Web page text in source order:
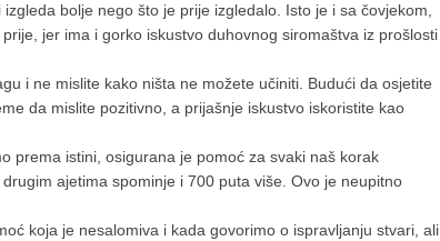
bolje nego što je prije izgledalo. Isto je i sa čovjekom,
jer ima i gorko iskustvo duhovnog siromaštva iz prošlosti
i ne mislite kako ništa ne možete učiniti. Budući da osjetite
da mislite pozitivno, a prijašnje iskustvo iskoristite kao
prema istini, osigurana je pomoć za svaki naš korak
ajetima spominje i 700 puta više. Ovo je neupitno
koja je nesalomiva i kada govorimo o ispravljanju stvari, ali